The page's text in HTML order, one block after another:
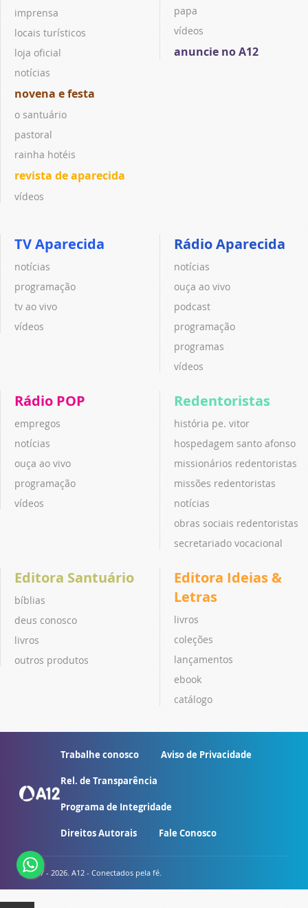
imprensa
locais turísticos
loja oficial
notícias
novena e festa
o santuário
pastoral
rainha hotéis
revista de aparecida
vídeos
papa
vídeos
anuncie no A12
TV Aparecida
notícias
programação
tv ao vivo
vídeos
Rádio Aparecida
notícias
ouça ao vivo
podcast
programação
programas
vídeos
Rádio POP
empregos
notícias
ouça ao vivo
programação
vídeos
Redentoristas
história pe. vitor
hospedagem santo afonso
missionários redentoristas
missões redentoristas
notícias
obras sociais redentoristas
secretariado vocacional
Editora Santuário
bíblias
deus conosco
livros
outros produtos
Editora Ideias &
Letras
livros
coleções
lançamentos
ebook
catálogo
Trabalhe conosco Aviso de Privacidade
Rel. de Transparência
Programa de Integridade
Direitos Autorais Fale Conosco
© 2007 - 2026. A12 - Conectados pela fé.